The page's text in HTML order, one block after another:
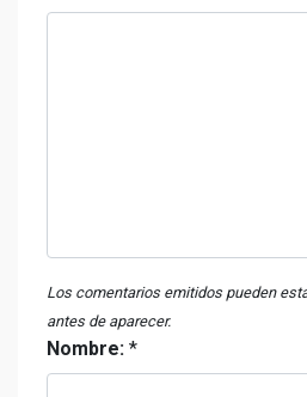
Los comentarios emitidos pueden
antes de aparecer.
Nombre: *